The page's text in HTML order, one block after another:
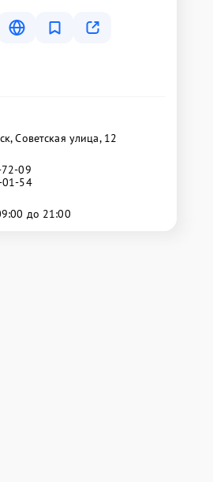
Советская улица, 12
09
01-54
до 21:00